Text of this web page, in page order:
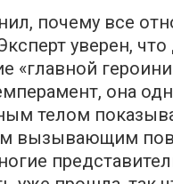
почему все
уверен,
«главной
она
телом
вызывающим